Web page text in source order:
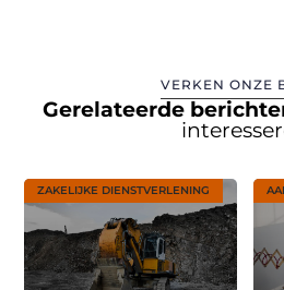
VERKEN ONZE
Gerelateerde
ZAKELIJKE DIENSTVERLENING